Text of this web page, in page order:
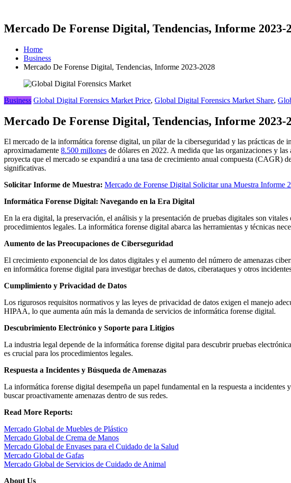
Mercado De Forense Digital, Tendencias, Informe 2023-
Home
Business
Mercado De Forense Digital, Tendencias, Informe 2023-2028
Business Global Digital Forensics Market Price, Global Digital Forensics Market Share,
Mercado De Forense Digital, Tendencias, Informe 2023-
El mercado de la informática forense digital, un pilar de la ciberseguridad y las prácticas de
aproximadamente 8.500 millones de dólares en 2022. A medida que las organizaciones y
proyecta que el mercado se expandirá a una tasa de crecimiento anual compuesta (CAGR)
significativas.
Solicitar Informe de Muestra: Mercado de Forense Digital Solicitar una Muestra Informe
Informática Forense Digital: Navegando en la Era Digital
En la era digital, la preservación, el análisis y la presentación de pruebas digitales son
procedimientos legales. La informática forense digital abarca las herramientas y técnicas
Aumento de las Preocupaciones de Ciberseguridad
El crecimiento exponencial de los datos digitales y el aumento del número de amenazas
en informática forense digital para investigar brechas de datos, ciberataques y otros
Cumplimiento y Privacidad de Datos
Los rigurosos requisitos normativos y las leyes de privacidad de datos exigen el manejo
HIPAA, lo que aumenta aún más la demanda de servicios de informática forense digital.
Descubrimiento Electrónico y Soporte para Litigios
La industria legal depende de la informática forense digital para descubrir pruebas
es crucial para los procedimientos legales.
Respuesta a Incidentes y Búsqueda de Amenazas
La informática forense digital desempeña un papel fundamental en la respuesta a
buscar proactivamente amenazas dentro de sus redes.
Read More Reports:
Mercado Global de Muebles de Plástico
Mercado Global de Crema de Manos
Mercado Global de Envases para el Cuidado de la Salud
Mercado Global de Gafas
Mercado Global de Servicios de Cuidado de Animal
About Us